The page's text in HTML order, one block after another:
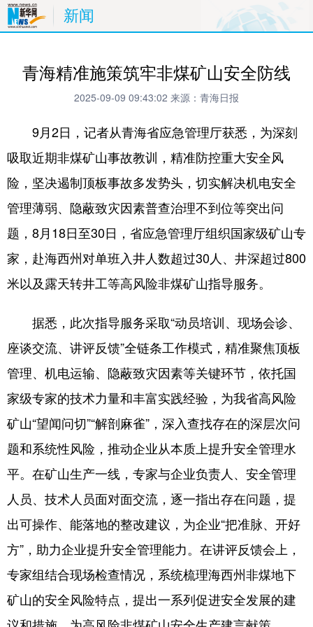
新闻
青海精准施策筑牢非煤矿山安全防线
2025-09-09 09:43:02 来源：青海日报
9月2日，记者从青海省应急管理厅获悉，为深刻
吸取近期非煤矿山事故教训，精准防控重大安全风
险，坚决遏制顶板事故多发势头，切实解决机电安全
管理薄弱、隐蔽致灾因素普查治理不到位等突出问
题，8月18日至30日，省应急管理厅组织国家级矿山专
家，赴海西州对单班入井人数超过30人、井深超过800
米以及露天转井工等高风险非煤矿山指导服务。
据悉，此次指导服务采取“动员培训、现场会诊、
座谈交流、讲评反馈”全链条工作模式，精准聚焦顶板
管理、机电运输、隐蔽致灾因素等关键环节，依托国
家级专家的技术力量和丰富实践经验，为我省高风险
矿山“望闻问切”“解剖麻雀”，深入查找存在的深层次问
题和系统性风险，推动企业从本质上提升安全管理水
平。在矿山生产一线，专家与企业负责人、安全管理
人员、技术人员面对面交流，逐一指出存在问题，提
出可操作、能落地的整改建议，为企业“把准脉、开好
方”，助力企业提升安全管理能力。在讲评反馈会上，
专家组结合现场检查情况，系统梳理海西州非煤地下
矿山的安全风险特点，提出一系列促进安全发展的建